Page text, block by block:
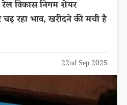
विकास निगम शेयर
रहा भाव, खरीदने की मची है
22nd Sep 2025